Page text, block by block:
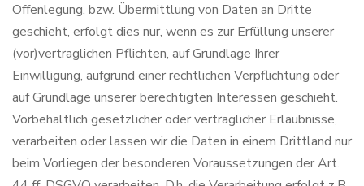
Offenlegung, bzw. Übermittlung von Daten an Dritte
geschieht, erfolgt dies nur, wenn es zur Erfüllung unserer
(vor)vertraglichen Pflichten, auf Grundlage Ihrer
Einwilligung, aufgrund einer rechtlichen Verpflichtung oder
auf Grundlage unserer berechtigten Interessen geschieht.
Vorbehaltlich gesetzlicher oder vertraglicher Erlaubnisse,
verarbeiten oder lassen wir die Daten in einem Drittland nur
beim Vorliegen der besonderen Voraussetzungen der Art.